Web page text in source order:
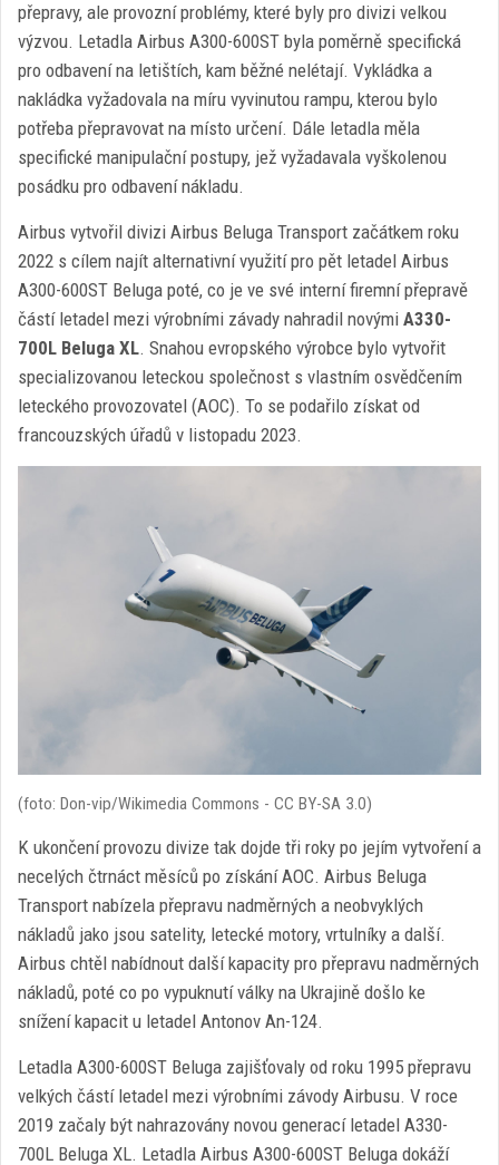
přepravy, ale provozní problémy, které byly pro divizi velkou
výzvou. Letadla Airbus A300-600ST byla poměrně specifická
pro odbavení na letištích, kam běžné nelétají. Vykládka a
nakládka vyžadovala na míru vyvinutou rampu, kterou bylo
potřeba přepravovat na místo určení. Dále letadla měla
specifické manipulační postupy, jež vyžadavala vyškolenou
posádku pro odbavení nákladu.
Airbus vytvořil divizi Airbus Beluga Transport začátkem roku
2022 s cílem najít alternativní využití pro pět letadel Airbus
A300-600ST Beluga poté, co je ve své interní firemní přepravě
částí letadel mezi výrobními závady nahradil novými A330-
700L Beluga XL. Snahou evropského výrobce bylo vytvořit
specializovanou leteckou společnost s vlastním osvědčením
leteckého provozovatel (AOC). To se podařilo získat od
francouzských úřadů v listopadu 2023.
(foto: Don-vip/Wikimedia Commons - CC BY-SA 3.0)
K ukončení provozu divize tak dojde tři roky po jejím vytvoření a
necelých čtrnáct měsíců po získání AOC. Airbus Beluga
Transport nabízela přepravu nadměrných a neobvyklých
nákladů jako jsou satelity, letecké motory, vrtulníky a další.
Airbus chtěl nabídnout další kapacity pro přepravu nadměrných
nákladů, poté co po vypuknutí války na Ukrajině došlo ke
snížení kapacit u letadel Antonov An-124.
Letadla A300-600ST Beluga zajišťovaly od roku 1995 přepravu
velkých částí letadel mezi výrobními závody Airbusu. V roce
2019 začaly být nahrazovány novou generací letadel A330-
700L Beluga XL. Letadla Airbus A300-600ST Beluga dokáží